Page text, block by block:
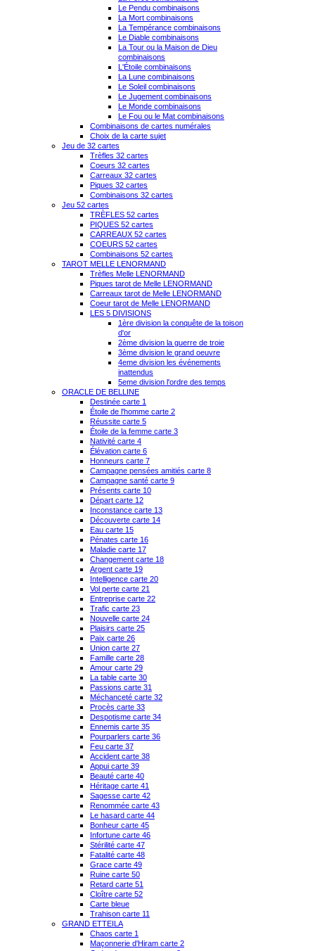
Le Pendu combinaisons
La Mort combinaisons
La Tempérance combinaisons
Le Diable combinaisons
La Tour ou la Maison de Dieu
combinaisons
L'Étoile combinaisons
La Lune combinaisons
Le Soleil combinaisons
Le Jugement combinaisons
Le Monde combinaisons
Le Fou ou le Mat combinaisons
Combinaisons de cartes numérales
Choix de la carte sujet
Jeu de 32 cartes
Trèfles 32 cartes
Coeurs 32 cartes
Carreaux 32 cartes
Piques 32 cartes
Combinaisons 32 cartes
Jeu 52 cartes
TRÈFLES 52 cartes
PIQUES 52 cartes
CARREAUX 52 cartes
COEURS 52 cartes
Combinaisons 52 cartes
TAROT MELLE LENORMAND
Trèfles Melle LENORMAND
Piques tarot de Melle LENORMAND
Carreaux tarot de Melle LENORMAND
Coeur tarot de Melle LENORMAND
LES 5 DIVISIONS
1ère division la conquête de la toison
d'or
2ème division la guerre de troie
3ème division le grand oeuvre
4eme division les événements
inattendus
5eme division l'ordre des temps
ORACLE DE BELLINE
Destinée carte 1
Étoile de l'homme carte 2
Réussite carte 5
Étoile de la femme carte 3
Nativité carte 4
Élévation carte 6
Honneurs carte 7
Campagne pensées amitiés carte 8
Campagne santé carte 9
Présents carte 10
Départ carte 12
Inconstance carte 13
Découverte carte 14
Eau carte 15
Pénates carte 16
Maladie carte 17
Changement carte 18
Argent carte 19
Intelligence carte 20
Vol perte carte 21
Entreprise carte 22
Trafic carte 23
Nouvelle carte 24
Plaisirs carte 25
Paix carte 26
Union carte 27
Famille carte 28
Amour carte 29
La table carte 30
Passions carte 31
Méchanceté carte 32
Procès carte 33
Despotisme carte 34
Ennemis carte 35
Pourparlers carte 36
Feu carte 37
Accident carte 38
Appui carte 39
Beauté carte 40
Héritage carte 41
Sagesse carte 42
Renommée carte 43
Le hasard carte 44
Bonheur carte 45
Infortune carte 46
Stérilité carte 47
Fatalité carte 48
Grace carte 49
Ruine carte 50
Retard carte 51
Cloître carte 52
Carte bleue
Trahison carte 11
GRAND ETTEILA
Chaos carte 1
Maçonnerie d'Hiram carte 2